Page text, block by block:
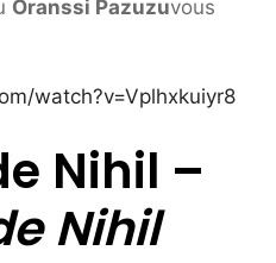
Oranssi Pazuzuvous
watch?v=Vplhxkuiyr8
Nihil –
Nihil